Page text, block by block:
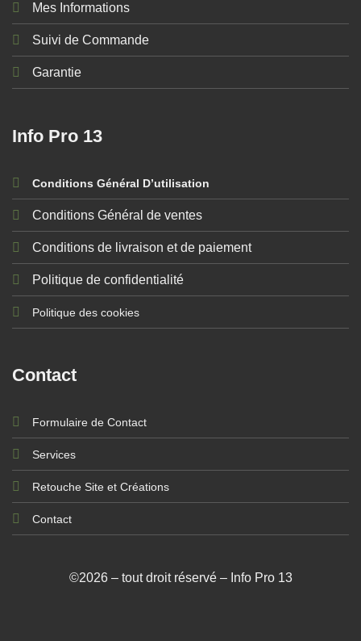
Mes Informations
Suivi de Commande
Garantie
Info Pro 13
Conditions Général D’utilisation
Conditions Général de ventes
Conditions de livraison et de paiement
Politique de confidentialité
Politique des cookies
Contact
Formulaire de Contact
Services
Retouche Site et Créations
Contact
©2026 – tout droit réservé – Info Pro 13